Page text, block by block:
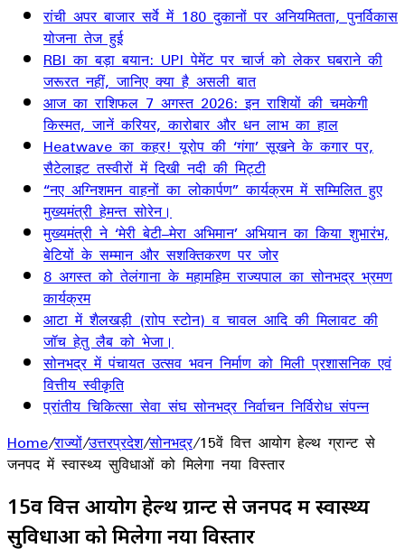
रांची अपर बाजार सर्वे में 180 दुकानों पर अनियमितता, पुनर्विकास
योजना तेज हुई
RBI का बड़ा बयान: UPI पेमेंट पर चार्ज को लेकर घबराने की
जरूरत नहीं, जानिए क्या है असली बात
आज का राशिफल 7 अगस्त 2026: इन राशियों की चमकेगी
किस्मत, जानें करियर, कारोबार और धन लाभ का हाल
Heatwave का कहर! यूरोप की ‘गंगा’ सूखने के कगार पर,
सैटेलाइट तस्वीरों में दिखी नदी की मिट्टी
“नए अग्निशमन वाहनों का लोकार्पण” कार्यक्रम में सम्मिलित हुए
मुख्यमंत्री हेमन्त सोरेन।
मुख्यमंत्री ने ‘मेरी बेटी–मेरा अभिमान’ अभियान का किया शुभारंभ,
बेटियों के सम्मान और सशक्तिकरण पर जोर
8 अगस्त को तेलंगाना के महामहिम राज्यपाल का सोनभद्र भ्रमण
कार्यक्रम
आटा में शैलखड़ी (राोप स्टोन) व चावल आदि की मिलावट की
जॉच हेतु लैब को भेजा।
सोनभद्र में पंचायत उत्सव भवन निर्माण को मिली प्रशासनिक एवं
वित्तीय स्वीकृति
प्रांतीय चिकित्सा सेवा संघ सोनभद्र निर्वाचन निर्विरोध संपन्न
Home/राज्यों/उत्तरप्रदेश/सोनभद्र/15वें वित्त आयोग हेल्थ ग्रान्ट से
जनपद में स्वास्थ्य सुविधाओं को मिलेगा नया विस्तार
15वें वित्त आयोग हेल्थ ग्रान्ट से जनपद में स्वास्थ्य
सुविधाओं को मिलेगा नया विस्तार